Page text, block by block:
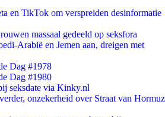
en TikTok om verspreiden desinformatie
massaal gedeeld op seksfora
Arabië en Jemen aan, dreigen met
Dag #1978
Dag #1980
seksdate via Kinky.nl
onzekerheid over Straat van Hormuz